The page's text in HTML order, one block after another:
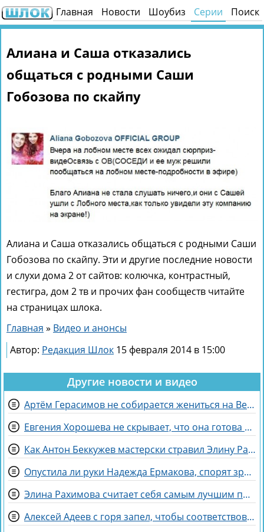
Главная Новости Шоубиз Серии Поиск
Алиана и Саша отказались
общаться с родными Саши
Гобозова по скайпу
Алиана и Саша отказались общаться с родными Саши
Гобозова по скайпу. Эти и другие последние новости
и слухи дома 2 от сайтов: колючка, контрастный,
гестигра, дом 2 тв и прочих фан сообществ читайте
на страницах шлока.
Главная » Видео и анонсы
Автор: Редакция Шлок 15 февраля 2014 в 15:00
Другие новости и видео
Артём Герасимов не собирается жениться на Веронике Строгановой
Евгения Хорошева не скрывает, что она готова идти по головам ради победы
Как Антон Беккужев мастерски стравил Элину Рахимову и Веронику Гракович
Опустила ли руки Надежда Ермакова, спорят зрители Дома 2
Элина Рахимова считает себя самым лучшим подарком на день рождения
Алексей Адеев с горя запел, чтобы соответствовать Иване Михайличенко